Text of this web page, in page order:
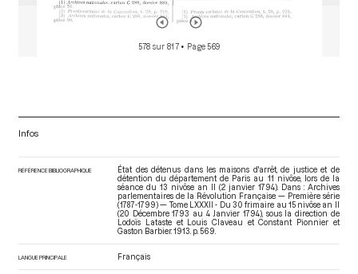
578 sur 817 • Page 569
Infos
RÉFÉRENCE BIBLIOGRAPHIQUE
État des détenus dans les maisons d'arrêt, de justice et de
détention du département de Paris au 11 nivôse, lors de la
séance du 13 nivôse an II (2 janvier 1794). Dans : Archives
parlementaires de la Révolution Française — Première série
(1787-1799) — Tome LXXXII - Du 30 frimaire au 15 nivôse an II
(20 Décembre 1793 au 4 Janvier 1794) , sous la direction de
Lodoïs Lataste et Louis Claveau et Constant Pionnier et
Gaston Barbier. 1913. p. 569.
LANGUE PRINCIPALE Français